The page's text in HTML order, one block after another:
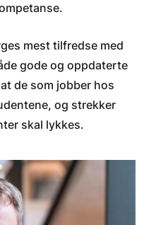
mest tilfredse med
gode og oppdaterte
de som jobber hos
og strekker
skal lykkes.